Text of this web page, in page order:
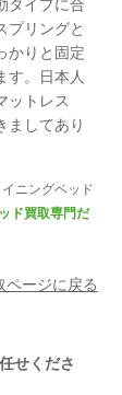
タイプに合
プリングと
かりと固定
。 日本人
ットレス
ましてあり
ニングベッド
ド買取専門だ
ページに戻る
せくださ